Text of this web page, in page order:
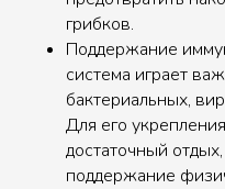
грибков.
Поддержание
система играет
бактериальных,
Для его
достаточный
поддержание